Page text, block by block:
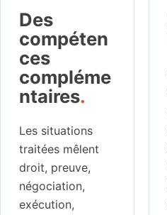
Des
compéten
ces
compléme
ntaires.
Les situations
traitées mêlent
droit, preuve,
négociation,
exécution,